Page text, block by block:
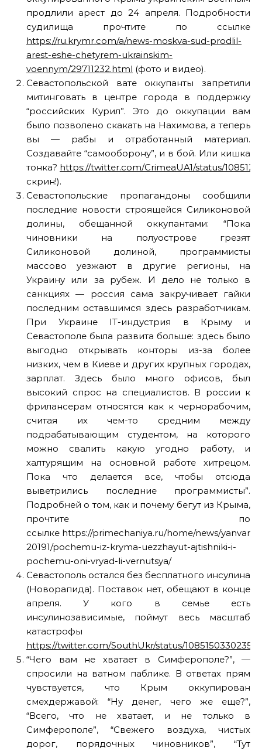
продлили арест до 24 апреля. Подробности
судилища прочтите по ссылке
https://ru.krymr.com/a/news-moskva-sud-prodlil-
arest-eshe-chetyrem-ukrainskim-
voennym/29711232.html (фото и видео).
Севастопольской вате оккупанты запретили
митинговать в центре города в поддержку
“российских Курил”. Это до оккупации вам
было позволено скакать на Нахимова, а теперь
вы — рабы и отработанный материал.
Создавайте “самооборону”, и в бой. Или кишка
тонка? https://twitter.com/CrimeaUA1/status/
скрин!).
Севастопольские пропагандоны сообщили
последние новости строящейся Силиконовой
долины, обещанной оккупантами: “Пока
чиновники на полуострове грезят
Силиконовой долиной, программисты
массово уезжают в другие регионы, на
Украину или за рубеж. И дело не только в
санкциях — россия сама закручивает гайки
последним оставшимся здесь разработчикам.
При Украине IT-индустрия в Крыму и
Севастополе была развита больше: здесь было
выгодно открывать конторы из-за более
низких, чем в Киеве и других крупных городах,
зарплат. Здесь было много офисов, был
высокий спрос на специалистов. В россии к
фрилансерам относятся как к чернорабочим,
считая их чем-то средним между
подрабатывающим студентом, на которого
можно свалить какую угодно работу, и
халтурящим на основной работе хитрецом.
Пока что делается все, чтобы отсюда
выветрились последние программисты”.
Подробней о том, как и почему бегут из Крыма,
прочтите по
ссылке https://primechaniya.ru/home/news/yanvar-
20191/pochemu-iz-kryma-uezzhayut-ajtishniki-i-
pochemu-oni-vryad-li-vernutsya/
Севастополь остался без бесплатного инсулина
(Новорапида). Поставок нет, обещают в конце
апреля. У кого в семье есть
инсулинозависимые, поймут весь масштаб
катастрофы
https://twitter.com/SouthUkr/status/
“Чего вам не хватает в Симферополе?”, —
спросили на ватном паблике. В ответах прям
чувствуется, что Крым оккупирован
смехдержавой: “Ну денег, чего же еще?”,
“Всего, что не хватает, и не только в
Симферополе”, “Свежего воздуха, чистых
дорог, порядочных чиновников”, “Тут